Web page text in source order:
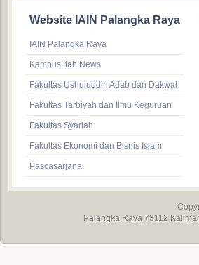
Website IAIN Palangka Raya
IAIN Palangka Raya
Kampus Itah News
Fakultas Ushuluddin Adab dan Dakwah
Fakultas Tarbiyah dan Ilmu Keguruan
Fakultas Syariah
Fakultas Ekonomi dan Bisnis Islam
Pascasarjana
Palangka Raya 73112